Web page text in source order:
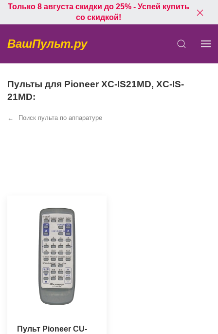
Только 8 августа скидки до 25% - Успей купить
со скидкой!
ВашПульт.ру
Пульты для Pioneer XC-IS21MD, XC-IS-
21MD:
Поиск пульта по аппаратуре
Пульт Pioneer CU-